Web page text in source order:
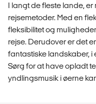
I langt de fleste lande,
rejsemetoder. Med en
fleksibilitet og
rejse. Derudover er det
fantastiske landskaber, i
Sørg for at have opladt
yndlingsmusik i øerne